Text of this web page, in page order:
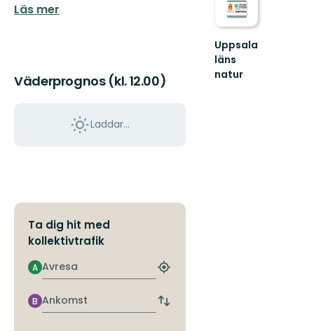
Läs mer
Väderprognos (kl. 12.00)
Laddar...
Ta dig hit med
kollektivtrafik
Avresa
A
Hitta
hållplats
Ankomst
B
Byt
Uppsala
läns
natur